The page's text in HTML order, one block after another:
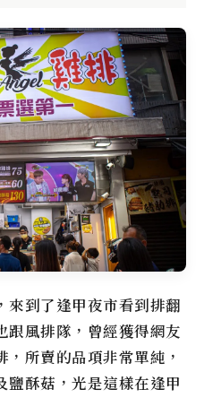
來到了逢甲夜市看到排翻
跟風排隊，曾經獲得網友
所賣的品項非常單純，
鹽酥菇，光是這樣在逢甲